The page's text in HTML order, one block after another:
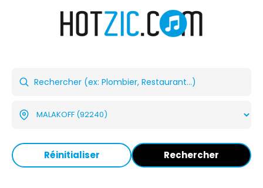
Réinitialiser Rechercher